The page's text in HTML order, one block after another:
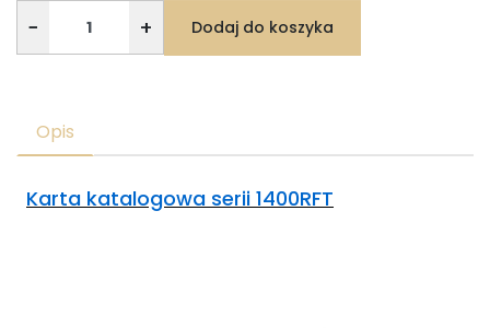
− + Dodaj do koszyka
Opis
Karta katalogowa serii 1400RFT